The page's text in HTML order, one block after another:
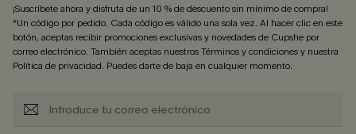
¡Suscríbete ahora y disfruta de un 10 % de descuento sin mínimo de compra!
*Un código por pedido. Cada código es válido una sola vez. Al hacer clic en este
botón, aceptas recibir promociones exclusivas y novedades de Cupshe por
correo electrónico. También aceptas nuestrosTérminos y condicionesy nuestra
Política de privacidad. Puedes darte de baja en cualquier momento.